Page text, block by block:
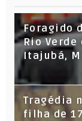
Foragido
Rio Verde
Itajubá,
Tragédia
filha de